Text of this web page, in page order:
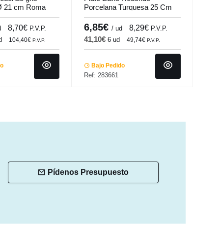
21 cm Roma
8,70€ P.V.P.
104,40€P.V.P.
Porcelana Turquesa 25 Cm
Moire Porland
6,85€/ ud 8,29€ P.V.P.
41,10€6 ud 49,74€P.V.P.
Bajo Pedido
Ref: 283661
Pídenos Presupuesto